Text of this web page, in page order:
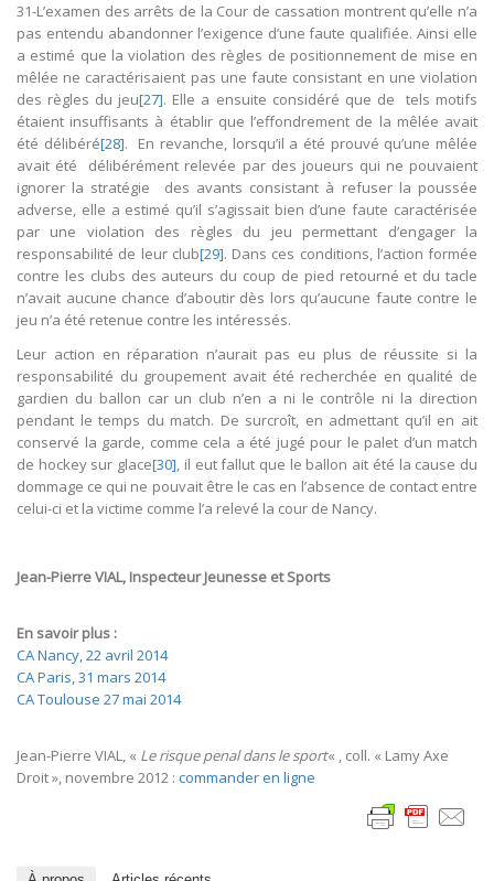
31-L’examen des arrêts de la Cour de cassation montrent qu’elle n’a
pas entendu abandonner l’exigence d’une faute qualifiée. Ainsi elle
a estimé que la violation des règles de positionnement de mise en
mêlée ne caractérisaient pas une faute consistant en une violation
des règles du jeu[27]. Elle a ensuite considéré que de tels motifs
étaient insuffisants à établir que l’effondrement de la mêlée avait
été délibéré[28]. En revanche, lorsqu’il a été prouvé qu’une mêlée
avait été délibérément relevée par des joueurs qui ne pouvaient
ignorer la stratégie des avants consistant à refuser la poussée
adverse, elle a estimé qu’il s’agissait bien d’une faute caractérisée
par une violation des règles du jeu permettant d’engager la
responsabilité de leur club[29]. Dans ces conditions, l’action formée
contre les clubs des auteurs du coup de pied retourné et du tacle
n’avait aucune chance d’aboutir dès lors qu’aucune faute contre le
jeu n’a été retenue contre les intéressés.
Leur action en réparation n’aurait pas eu plus de réussite si la
responsabilité du groupement avait été recherchée en qualité de
gardien du ballon car un club n’en a ni le contrôle ni la direction
pendant le temps du match. De surcroît, en admettant qu’il en ait
conservé la garde, comme cela a été jugé pour le palet d’un match
de hockey sur glace[30], il eut fallut que le ballon ait été la cause du
dommage ce qui ne pouvait être le cas en l’absence de contact entre
celui-ci et la victime comme l’a relevé la cour de Nancy.
Jean-Pierre VIAL, Inspecteur Jeunesse et Sports
En savoir plus :
CA Nancy, 22 avril 2014
CA Paris, 31 mars 2014
CA Toulouse 27 mai 2014
Jean-Pierre VIAL, « Le risque penal dans le sport« , coll. « Lamy Axe
Droit », novembre 2012 : commander en ligne